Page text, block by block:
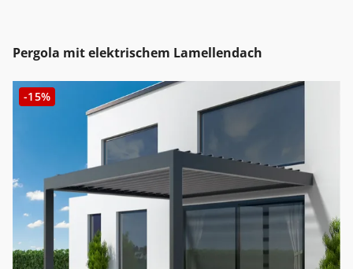
Pergola mit elektrischem Lamellendach
-15%